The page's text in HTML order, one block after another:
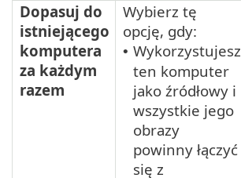
Dopasuj do
istniejącego
komputera
za każdym
razem
Wybierz tę
opcję, gdy:
• Wykorzystujesz
ten komputer
jako źródłowy i
wszystkie jego
obrazy
powinny łączyć
się z